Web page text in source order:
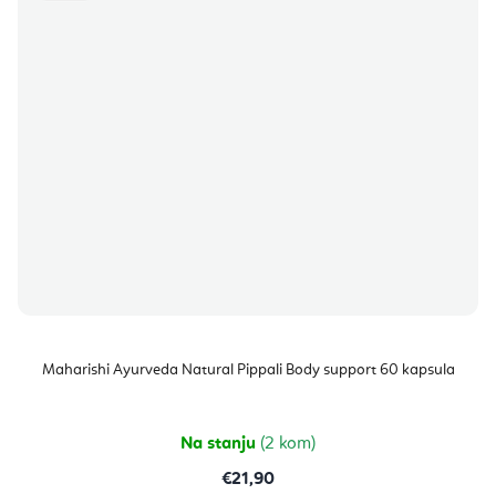
Maharishi Ayurveda Natural Pippali Body support 60 kapsula
Na stanju (2 kom)
€21,90